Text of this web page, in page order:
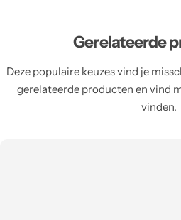
Gerelateerde
Deze populaire keuzes vind je
gerelateerde producten en vind
vinden.